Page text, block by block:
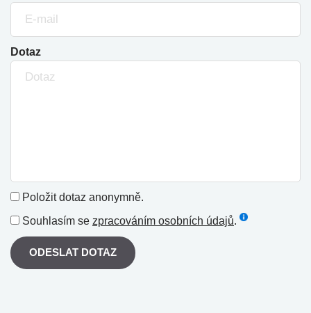
Dotaz
Položit dotaz anonymně.
Souhlasím se zpracováním osobních údajů.
ODESLAT DOTAZ